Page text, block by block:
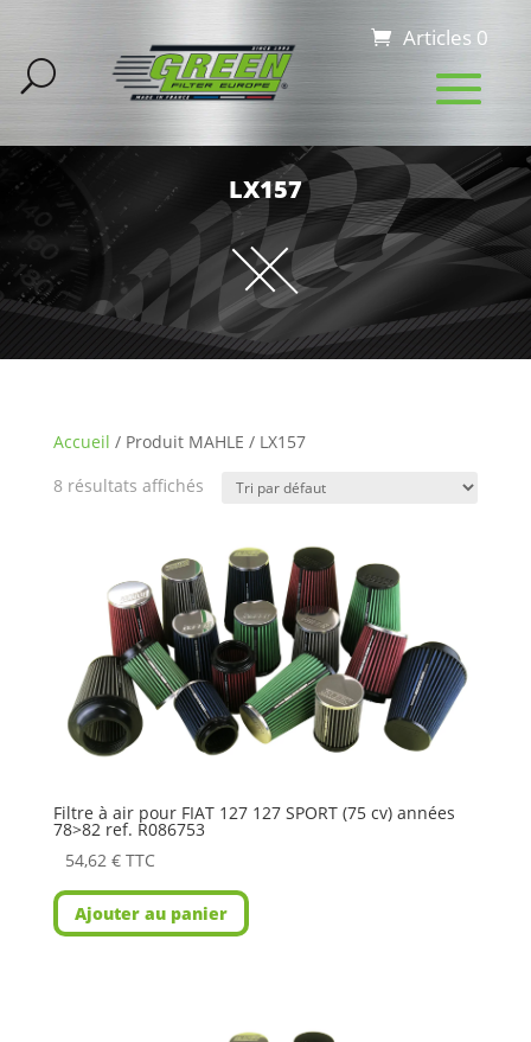
Articles 0
LX157
Accueil / Produit MAHLE / LX157
8 résultats affichés
Filtre à air pour FIAT 127 127 SPORT (75 cv) années
78>82 ref. R086753
54,62 € TTC
Ajouter au panier